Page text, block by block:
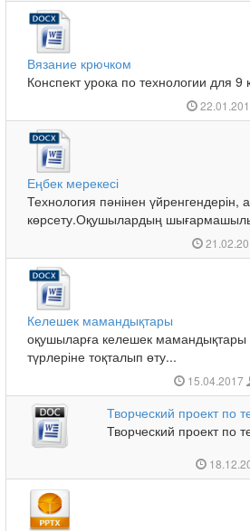
Вязание крючком
Конспект урока по технологии для
Еңбек мерекесі
Технология пәнінен үйренгендерін,
көрсету.Оқушылардың
Келешек мамандықтары
оқушыларға келешек мамандықтары
түрлеріне тоқталып өту...
15.04.2017
Творческий проект по
Творческий проект по